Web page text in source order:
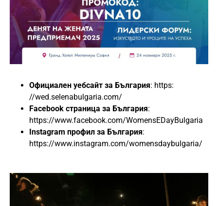
Официален уебсайт за България: https:
//wed.selenabulgaria.com/
Facebook страница за България:
https://www.facebook.com/WomensEDayBulgaria
Instagram профил за България:
https://www.instagram.com/womensdaybulgaria/